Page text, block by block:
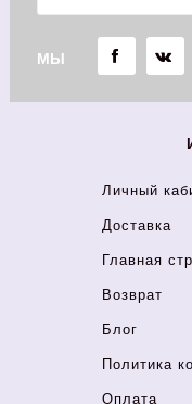
МЫ
Личный
Доставка
Главная
Возврат
Блог
Политика
Оплата